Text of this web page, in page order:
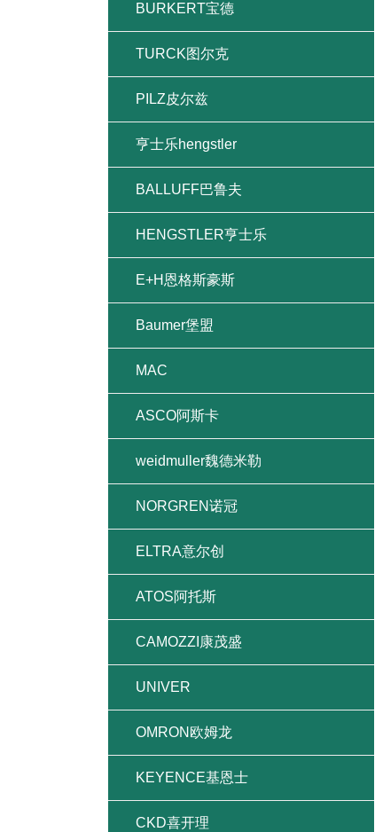
BURKERT宝德
TURCK图尔克
PILZ皮尔兹
亨士乐hengstler
BALLUFF巴鲁夫
HENGSTLER亨士乐
E+H恩格斯豪斯
Baumer堡盟
MAC
ASCO阿斯卡
weidmuller魏德米勒
NORGREN诺冠
ELTRA意尔创
ATOS阿托斯
CAMOZZI康茂盛
UNIVER
OMRON欧姆龙
KEYENCE基恩士
CKD喜开理